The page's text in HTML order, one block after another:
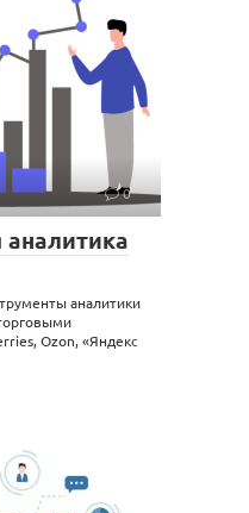
0
аналитики
Ozon, «Яндекс